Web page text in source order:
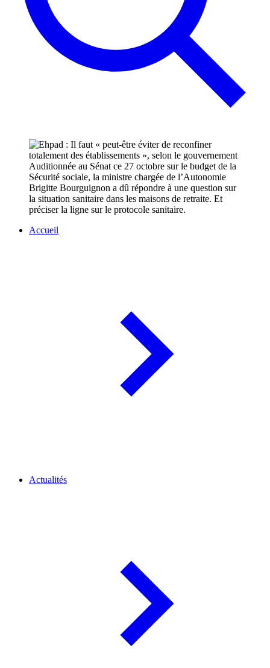
Auditionnée au Sénat ce 27 octobre sur le budget de la
Sécurité sociale, la ministre chargée de l’Autonomie
Brigitte Bourguignon a dû répondre à une question sur
la situation sanitaire dans les maisons de retraite. Et
préciser la ligne sur le protocole sanitaire.
Accueil
Actualités